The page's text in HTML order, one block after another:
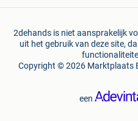
2dehands is niet aansprakelijk
uit het gebruik van deze site,
Copyright © 2026 Marktplaats
een